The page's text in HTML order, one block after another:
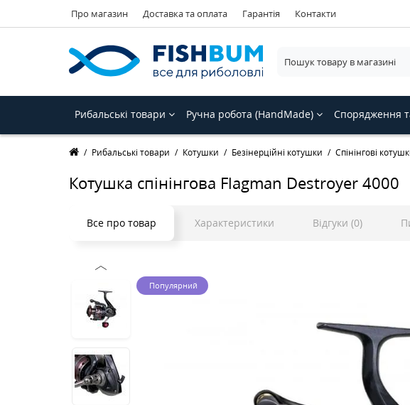
Про магазин Доставка та оплата Гарантія Контакти
Рибальські товари Ручна робота (HandMade) Спорядження
Рибальські товари Котушки Безінерційні котушки Спінінгові
Котушка спінінгова Flagman Destroyer 4000
Все про товар Характеристики Відгуки (0)
Популярний